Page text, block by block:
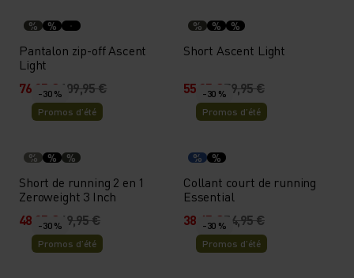
% %
Pantalon zip-off Ascent
Light
76,95 €109,95 €
% % %
Short Ascent Light
55,95 €79,95 €
-30 %
Promos d’été
% % %
Short de running 2 en 1
Zeroweight 3 Inch
48,95 €69,95 €
-30 %
Promos d’été
% %
Collant court de running
Essential
38,45 €54,95 €
-30 %
Promos d’été
-30 %
Promos d’été